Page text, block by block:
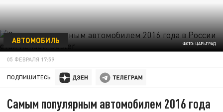
ФОТО: ЦАРЬГРАД
АВТОМОБИЛЬ
05 ФЕВРАЛЯ 17:59
ПОДПИШИТЕСЬ:
Самым популярным автомобилем 2016 года